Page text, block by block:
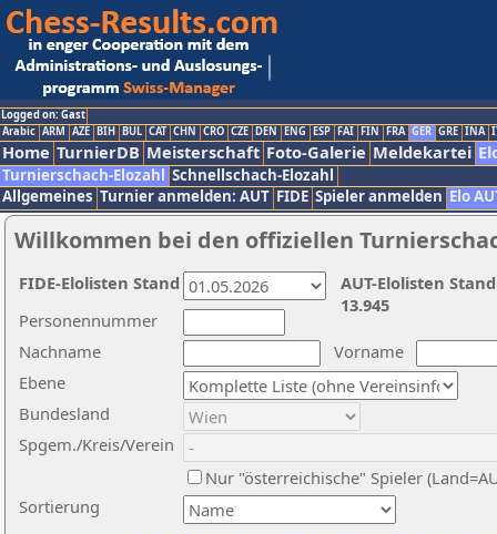
Logged on: Gast
Arabic ARM AZE BIH BUL CAT CHN CRO CZE DEN ENG ESP FAI FIN FRA GER GRE INA
Home TurnierDB Meisterschaft Foto-Galerie Meldekartei
Turnierschach-Elozahl Schnellschach-Elozahl
Allgemeines Turnier anmelden: AUT FIDE Spieler anmelden Elo
Willkommen bei den offiziellen
Nachname
Vorname
Ebene
Sortierung
Personennummer
Bundesland
Spgem./Kreis/Verein
Nur "österreichische" Spieler
AUT-Elolisten
13.945
FIDE-Elolisten Stand